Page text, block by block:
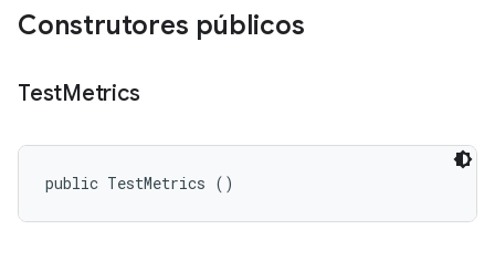
Construtores públicos
TestMetrics
public TestMetrics ()